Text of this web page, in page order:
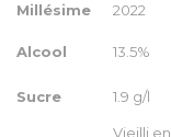
Millésime 2022
Alcool 13.5%
Sucre 1.9 g/l
Vieilli